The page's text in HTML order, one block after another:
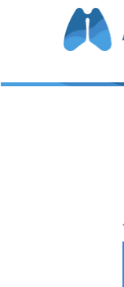
contenido